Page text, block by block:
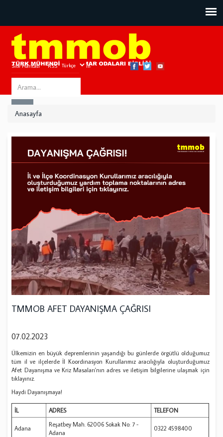
Site Haritası RSS Bize Ulaşın
Search
this
Anasayfa
TMMOB AFET DAYANIŞMA ÇAĞRISI
07.02.2023
Ülkemizin en büyük depremlerinin yaşandığı bu günlerde örgütlü olduğumuz
tüm il ve ilçelerde İl Koordinasyon Kurullarımız aracılığıyla oluşturduğumuz
Afet Dayanışma ve Kriz Masaları'nın adres ve iletişim bilgilerine ulaşmak için
tıklayınız.
Haydi Dayanışmaya!
İL ADRES TELEFON
Adana
Reşatbey Mah. 62006 Sokak No: 7 -
Adana
0322 4598400